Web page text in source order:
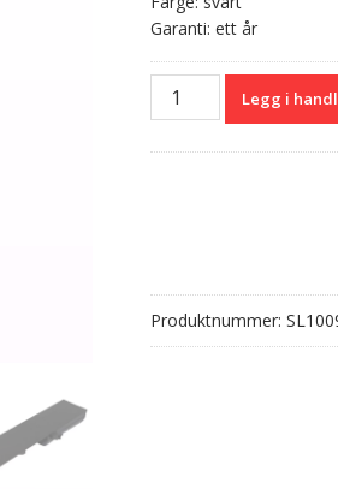
Garanti: ett år
Kompatibelt
batteri
Legg i
Produktnummer: